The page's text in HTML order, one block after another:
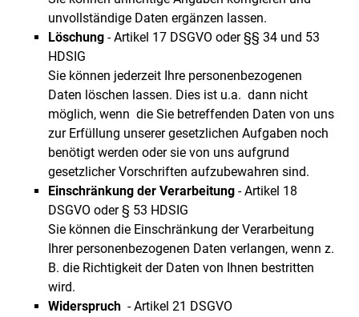
unvollständige Daten ergänzen lassen.
Löschung - Artikel 17 DSGVO oder §§ 34 und 53
HDSIG
Sie können jederzeit Ihre personenbezogenen
Daten löschen lassen. Dies ist u.a. dann nicht
möglich, wenn die Sie betreffenden Daten von uns
zur Erfüllung unserer gesetzlichen Aufgaben noch
benötigt werden oder sie von uns aufgrund
gesetzlicher Vorschriften aufzubewahren sind.
Einschränkung der Verarbeitung - Artikel 18
DSGVO oder § 53 HDSIG
Sie können die Einschränkung der Verarbeitung
Ihrer personenbezogenen Daten verlangen, wenn z.
B. die Richtigkeit der Daten von Ihnen bestritten
wird.
Widerspruch - Artikel 21 DSGVO